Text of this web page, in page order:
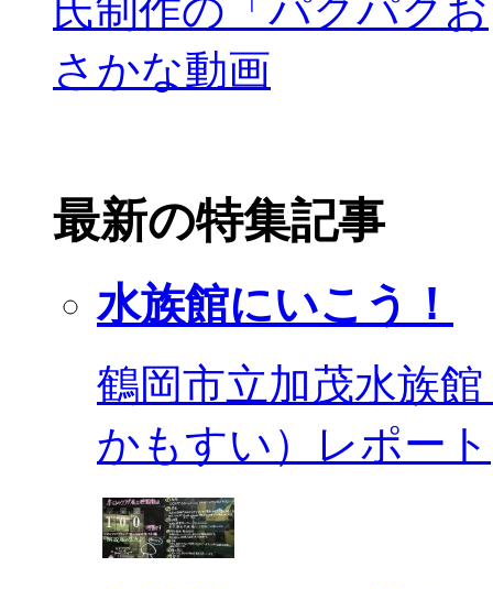
最新の特集記事
水族館にいこう！
鶴岡市立加茂水族
かもすい）レポート